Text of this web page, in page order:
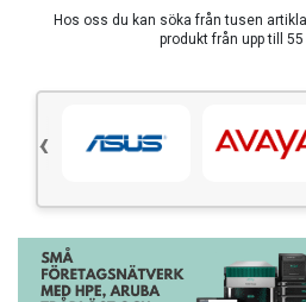
Tillbehör
Olika produkter
Kontorsmaterial
Hos oss du kan söka från tusen
produkt från upp till 55
‹